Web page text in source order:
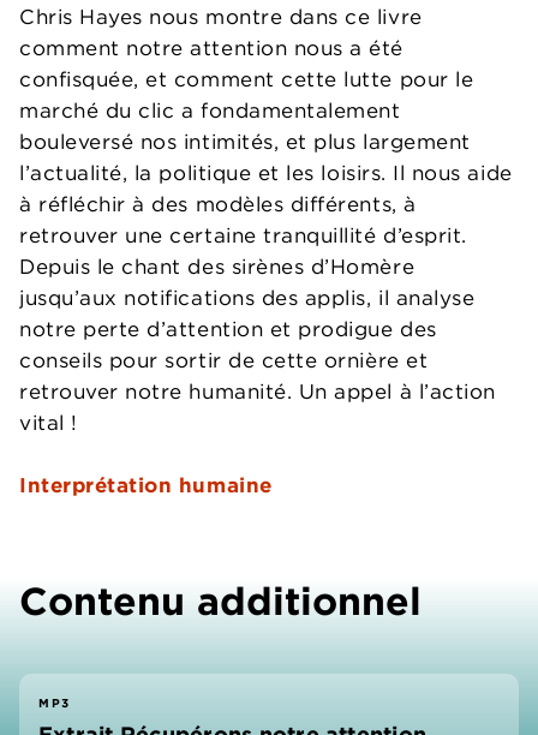
Chris Hayes nous montre dans ce livre
comment notre attention nous a été
confisquée, et comment cette lutte pour le
marché du clic a fondamentalement
bouleversé nos intimités, et plus largement
l’actualité, la politique et les loisirs. Il nous aide
à réfléchir à des modèles différents, à
retrouver une certaine tranquillité d’esprit.
Depuis le chant des sirènes d’Homère
jusqu’aux notifications des applis, il analyse
notre perte d’attention et prodigue des
conseils pour sortir de cette ornière et
retrouver notre humanité. Un appel à l’action
vital !
Interprétation humaine
Contenu additionnel
MP3